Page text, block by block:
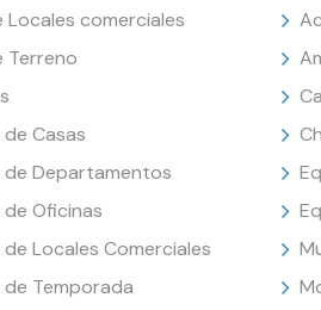
Locales comerciales
Terreno
Casas
Departamentos
Oficinas
Locales Comerciales
Temporada